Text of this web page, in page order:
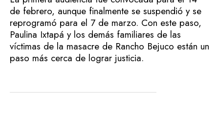
de febrero, aunque finalmente se suspendió y se
reprogramó para el 7 de marzo. Con este paso,
Paulina Ixtapá y los demás familiares de las
víctimas de la masacre de Rancho Bejuco están un
paso más cerca de lograr justicia.